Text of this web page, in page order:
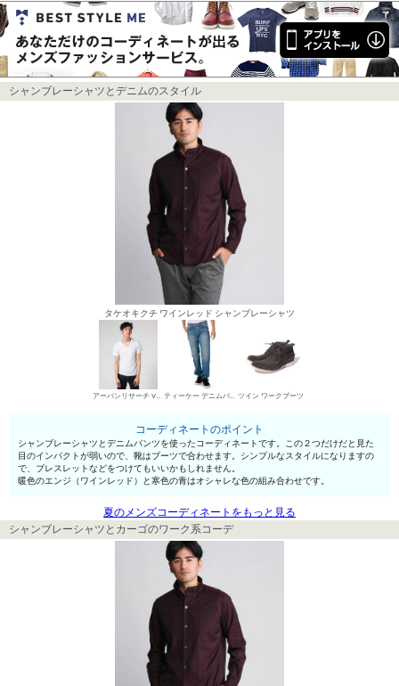
シャンブレーシャツとデニムのスタイル
タケオキクチ ワインレッド シャンブレーシャツ
アーバンリサーチ VネックTシャツ ティーケー デニムパンツ・ジーンズ ツイン ワークブーツ
コーディネートのポイント
シャンブレーシャツとデニムパンツを使ったコーディネートです。この２つだけだと見た
目のインパクトが弱いので、靴はブーツで合わせます。シンプルなスタイルになりますの
で、ブレスレットなどをつけてもいいかもしれません。
暖色のエンジ（ワインレッド）と寒色の青はオシャレな色の組み合わせです。
夏のメンズコーディネートをもっと見る
シャンブレーシャツとカーゴのワーク系コーデ